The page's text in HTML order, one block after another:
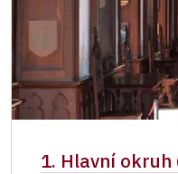
1. Hlavní